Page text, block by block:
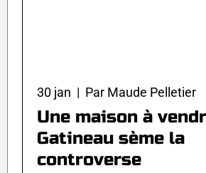
30 jan | Par Maude Pelletier
Une maison à
Gatineau sème la
controverse